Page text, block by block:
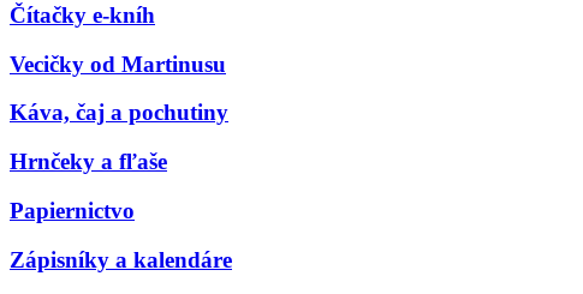
Čítačky e-kníh
Vecičky od Martinusu
Káva, čaj a pochutiny
Hrnčeky a fľaše
Papiernictvo
Zápisníky a kalendáre